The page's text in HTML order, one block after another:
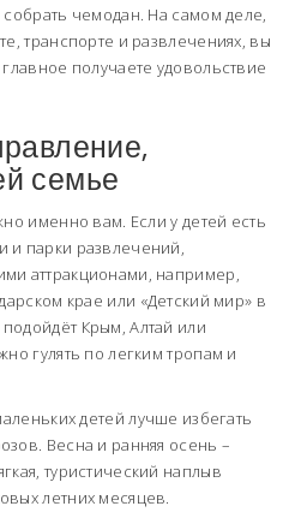
чемодан. На самом деле,
транспорте и развлечениях, вы
получаете удовольствие
семье
именно вам. Если у детей есть
и парки развлечений,
аттракционами, например,
крае или «Детский мир» в
Крым, Алтай или
гулять по легким тропам и
детей лучше избегать
Весна и ранняя осень –
туристический наплыв
летних месяцев.